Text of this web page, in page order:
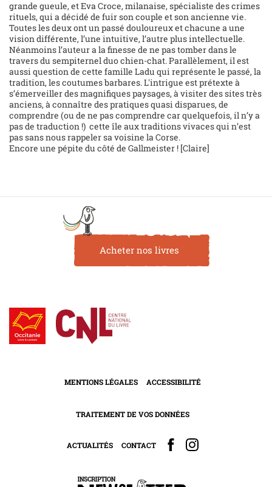
grande gueule, et Eva Croce, milanaise, spécialiste des crimes
rituels, qui a décidé de fuir son couple et son ancienne vie.
Toutes les deux ont un passé douloureux et chacune a une
vision différente, l’une intuitive, l’autre plus intellectuelle.
Néanmoins l’auteur a la finesse de ne pas tomber dans le
travers du sempiternel duo chien-chat. Parallèlement, il est
aussi question de cette famille Ladu qui représente le passé, la
tradition, les coutumes barbares. L'intrigue est prétexte à
s’émerveiller des magnifiques paysages, à visiter des sites très
anciens, à connaître des pratiques quasi disparues, de
comprendre (ou de ne pas comprendre car quelquefois, il n’y a
pas de traduction !) cette île aux traditions vivaces qui n’est
pas sans nous rappeler sa voisine la Corse.
Encore une pépite du côté de Gallmeister ! [Claire]
Acheter nos livres
MENTIONS LÉGALES ACCESSIBILITÉ
TRAITEMENT DE VOS DONNÉES
ACTUALITÉS CONTACT